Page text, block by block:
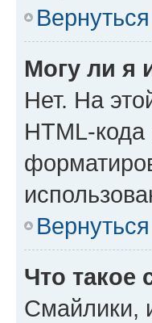
Могу ли я
Нет. На
HTML-
Что такое
Смайлики,